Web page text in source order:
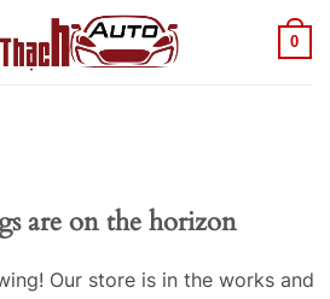
0
are on the horizon
Our store is in the works and